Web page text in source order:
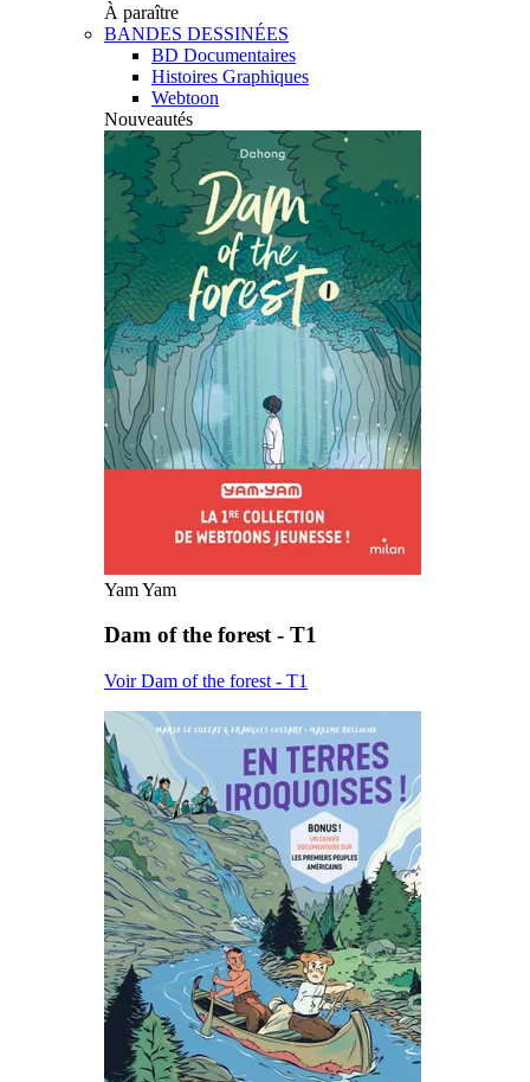
À paraître
BANDES DESSINÉES
BD Documentaires
Histoires Graphiques
Webtoon
Nouveautés
Yam Yam
Dam of the forest - T1
Voir Dam of the forest - T1